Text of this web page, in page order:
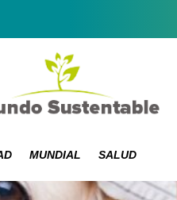
MUNDIAL SALUD